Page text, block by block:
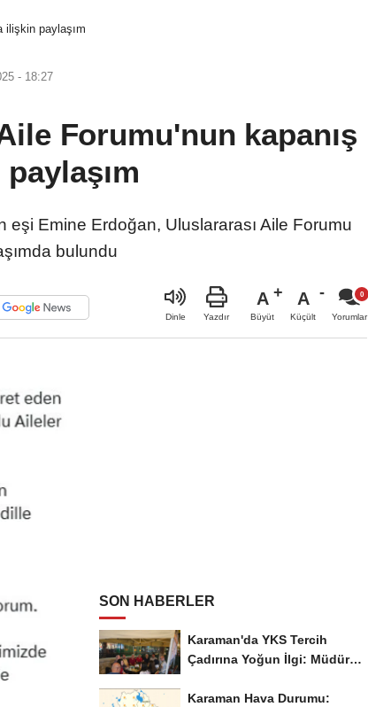
ilişkin paylaşım
- 18:27
Forumu'nun kapanış
Emine Erdoğan, Uluslararası Aile Forumu
bulundu
Dinle Yazdır
A
Büyüt
A
Küçült Yorumlar
SON HABERLER
Karaman'da YKS Tercih
Çadırına Yoğun İlgi: Müdür
Karaman Hava Durumu: